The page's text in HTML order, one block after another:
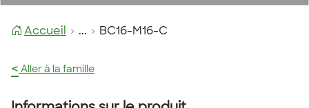
Accueil ... BC16-M16-C
< Aller à la famille